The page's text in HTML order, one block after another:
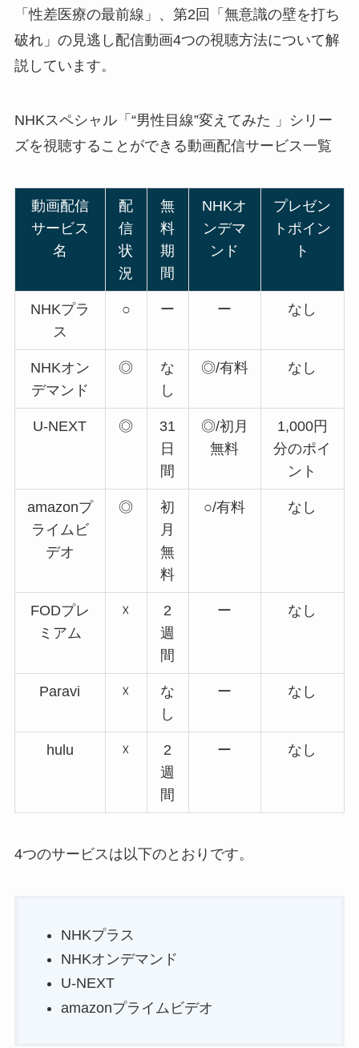
「性差医療の最前線」、第2回「無意識の壁を打ち
破れ」の見逃し配信動画4つの視聴方法について解
説しています。
NHKスペシャル「“男性目線”変えてみた 」シリー
ズを視聴することができる動画配信サービス一覧
動画配信
サービス
名
配
信
状
況
無
料
期
間
NHKオ
ンデマ
ンド
プレゼン
トポイン
ト
NHKプラ
ス
○ ー ー なし
NHKオン
デマンド
◎
な
し
◎/有料 なし
U-NEXT ◎
31
日
間
◎/初月
無料
1,000円
分のポイ
ント
amazonプ
ライムビ
デオ
◎
初
月
無
料
○/有料 なし
FODプレ
ミアム
☓
2
週
間
ー なし
Paravi ☓
な
し
ー なし
hulu ☓
2
週
間
ー なし
4つのサービスは以下のとおりです。
NHKプラス
NHKオンデマンド
U-NEXT
amazonプライムビデオ